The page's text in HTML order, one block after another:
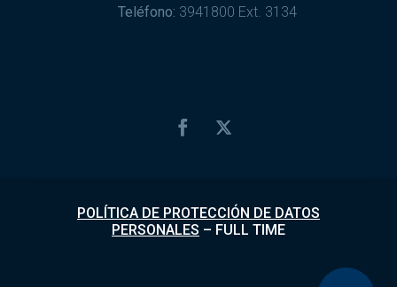
Teléfono: 3941800 Ext. 3134
POLÍTICA DE PROTECCIÓN DE DATOS
PERSONALES – FULL TIME